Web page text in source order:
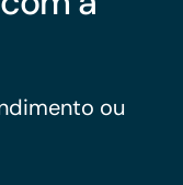
ou